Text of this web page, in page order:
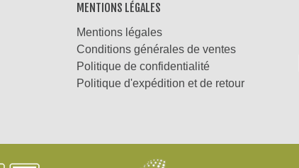
MENTIONS LÉGALES
Mentions légales
Conditions générales de ventes
Politique de confidentialité
Politique d'expédition et de retour